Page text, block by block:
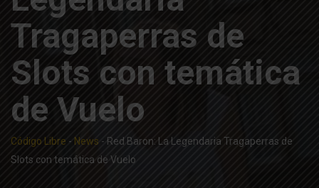
Tragaperras de
Slots con temática
de Vuelo
Código Libre - News - Red Baron: La Legendaria Tragaperras de
Slots con temática de Vuelo